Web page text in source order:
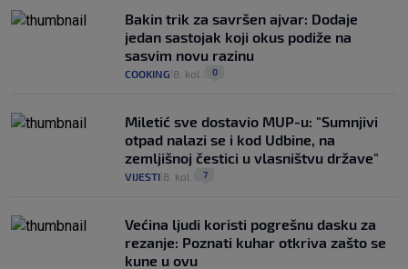
Bakin trik za savršen ajvar: Dodaje
jedan sastojak koji okus podiže na
sasvim novu razinu
COOKING 8. kol. 0
Miletić sve dostavio MUP-u: "Sumnjivi
otpad nalazi se i kod Udbine, na
zemljišnoj čestici u vlasništvu države"
VIJESTI 8. kol. 7
Većina ljudi koristi pogrešnu dasku za
rezanje: Poznati kuhar otkriva zašto se
kune u ovu